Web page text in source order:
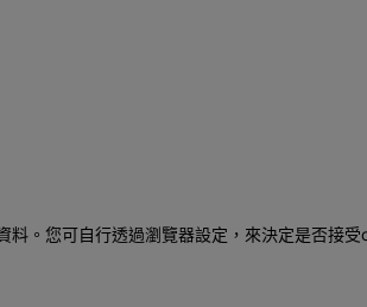
料。您可自行透過瀏覽器設定，來決定是否接